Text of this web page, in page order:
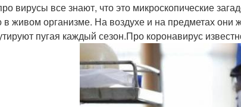
вирусы все знают, что это микроскопические
в живом организме. На воздухе и на предметах
пугая каждый сезон.Про коронавирус